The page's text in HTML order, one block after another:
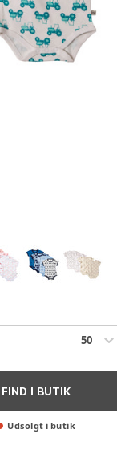
50
FIND I BUTIK
Udsolgt i butik